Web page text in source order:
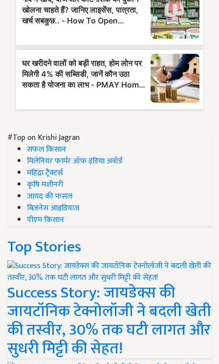
#Top on Krishi Jagran
सफल किसान
मिलेनियर फार्मर ऑफ इंडिया अवॉर्ड
महिंद्रा ट्रैक्टर्स
कृषि मशीनरी
जायद की फसल
बिज़नेस आइडियाज
पीएम किसान
Top Stories
Success Story: जायडेक्स की
जायटॉनिक टेक्नोलॉजी ने बदली खेती
की तस्वीर, 30% तक घटी लागत और
सुधरी मिट्टी की सेहत!